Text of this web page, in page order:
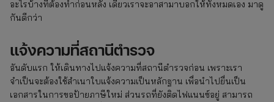
อะไรบ้างที่ต้องทำก่อนหลัง เดี๋ยวเราจะอาสามาบอกให้ทั้งหมดเอง มาดู
กันดีกว่า
แจ้งความที่สถานีตำรวจ
อันดับแรก ให้เดินทางไปแจ้งความที่สถานีตำรวจก่อน เพราะเรา
จำเป็นจะต้องใช้สำเนาใบแจ้งความเป็นหลักฐาน เพื่อนำไปยื่นเป็น
เอกสารในการขอป้ายภาษีใหม่ ส่วนรถที่ยังติดไฟแนนซ์อยู่ สามารถ